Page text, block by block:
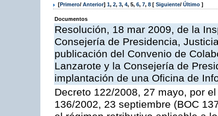
[Primero/ Anterior] 1, 2, 3, 4, 5, 6, 7, 8 [ Siguiente/ Último ]
Documentos
Resolución, 18 mar 2009, de la
Consejería de Presidencia,
publicación del Convenio de
Lanzarote y la Consejería de
implantación de una Oficina de
Decreto 122/2008, 27 mayo, por
136/2002, 23 septiembre (BOC